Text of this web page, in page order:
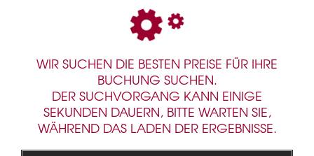
WIR SUCHEN DIE BESTEN PREISE FÜR IHRE
BUCHUNG SUCHEN.
DER SUCHVORGANG KANN EINIGE
SEKUNDEN DAUERN, BITTE WARTEN SIE,
WÄHREND DAS LADEN DER ERGEBNISSE.